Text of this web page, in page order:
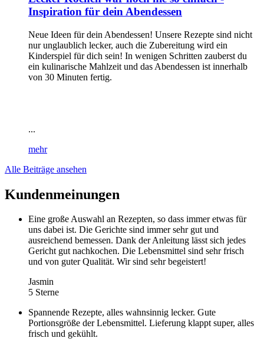
Inspiration für dein Abendessen
Neue Ideen für dein Abendessen! Unsere Rezepte sind nicht
nur unglaublich lecker, auch die Zubereitung wird ein
Kinderspiel für dich sein! In wenigen Schritten zauberst du
ein kulinarische Mahlzeit und das Abendessen ist innerhalb
von 30 Minuten fertig.
...
mehr
Alle Beiträge ansehen
Kundenmeinungen
Eine große Auswahl an Rezepten, so dass immer etwas für
uns dabei ist. Die Gerichte sind immer sehr gut und
ausreichend bemessen. Dank der Anleitung lässt sich jedes
Gericht gut nachkochen. Die Lebensmittel sind sehr frisch
und von guter Qualität. Wir sind sehr begeistert!
Jasmin
5 Sterne
Spannende Rezepte, alles wahnsinnig lecker. Gute
Portionsgröße der Lebensmittel. Lieferung klappt super, alles
frisch und gekühlt.